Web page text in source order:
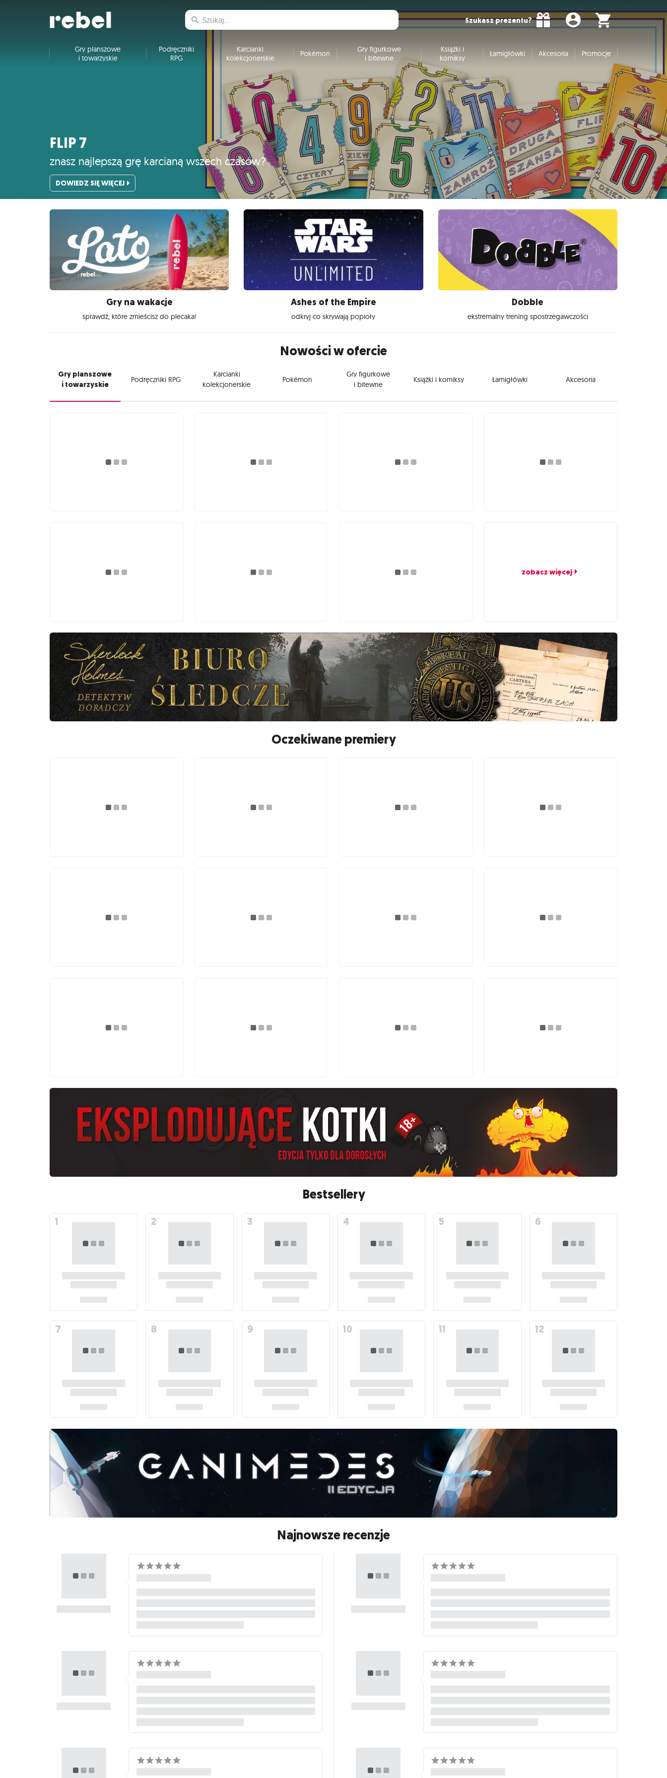
Szukasz prezentu?
Gry planszowe
i towarzyskie
Podręczniki
RPG
Karcianki
kolekcjonerskie
Pokémon
Gry figurkowe
i bitewne
Książki i
komiksy
Łamigłówki Akcesoria Promocje
FLIP 7
znasz najlepszą grę karcianą wszech czasów?
DOWIEDZ SIĘ WIĘCEJ
Gry na wakacje
sprawdź, które zmieścisz do plecaka!
Ashes of the Empire
odkryj co skrywają popioły
Dobble
ekstremalny trening spostrzegawczości
Nowości w ofercie
Gry planszowe
i towarzyskie
Podręczniki RPG
Karcianki
kolekcjonerskie
Pokémon
Gry figurkowe
i bitewne
Książki i komiksy Łamigłówki Akcesoria
zobacz więcej
Oczekiwane premiery
Bestsellery
Najnowsze recenzje